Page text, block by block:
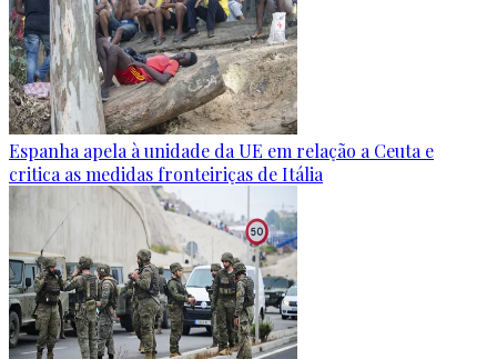
Espanha apela à unidade da UE em relação a Ceuta e
critica as medidas fronteiriças de Itália